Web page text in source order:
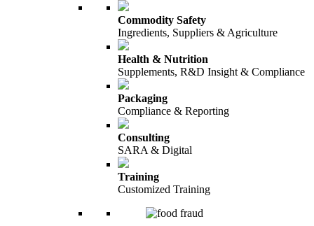
Commodity Safety
Ingredients, Suppliers & Agriculture
Health & Nutrition
Supplements, R&D Insight & Compliance
Packaging
Compliance & Reporting
Consulting
SARA & Digital
Training
Customized Training